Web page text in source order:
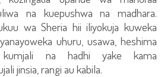
na kuepushwa na madhara.
wa Sheria hii iliyokuja kuweka
uhuru, usawa, heshima
kumjali na hadhi yake kama
jinsia, rangi au kabila.